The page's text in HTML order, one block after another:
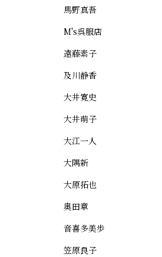
馬野真吾
M's呉服店
遠藤素子
及川静香
大井寛史
大井萌子
大江一人
大隅新
大原拓也
奥田章
音喜多美歩
笠原良子